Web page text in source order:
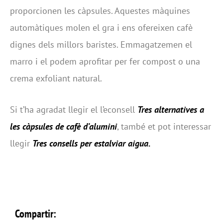
proporcionen les càpsules. Aquestes màquines
automàtiques molen el gra i ens ofereixen cafè
dignes dels millors baristes. Emmagatzemen el
marro i el podem aprofitar per fer compost o una
crema exfoliant natural.
Si t’ha agradat llegir el l’econsell Tres alternatives a
les càpsules de cafè d’alumini, també et pot interessar
llegir Tres consells per estalviar aigua.
Compartir: